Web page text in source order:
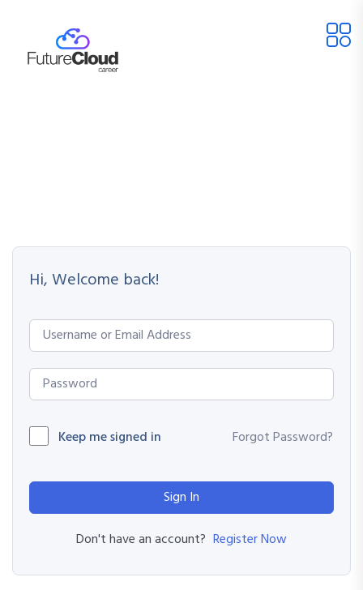
Hi, Welcome back!
Keep me signed in Forgot Password?
Sign In
Don't have an account? Register Now